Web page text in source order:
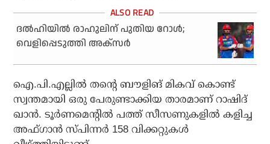
ദല്‍ഹിയില്‍ രാഹുലിന് പുതിയ റോള്‍;
വെളിപ്പെടുത്തി അക്സര്‍
ഐ.പി.എല്ലില്‍ തന്റെ ബൗളിങ് മികവ് കൊണ്ട്
സ്വന്തമായി ഒരു പേരുണ്ടാക്കിയ താരമാണ് റാഷിദ്
ഖാന്‍. ടൂര്‍ണമെന്റില്‍ പത്ത് സീസണുകളില്‍ കളിച്ച
അഫ്ഗാന്‍ സ്പിന്നര്‍ 158 വിക്കറ്റുകള്‍